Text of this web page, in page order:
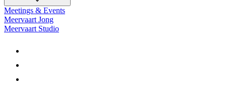
Meetings & Events
Meervaart Jong
Meervaart Studio